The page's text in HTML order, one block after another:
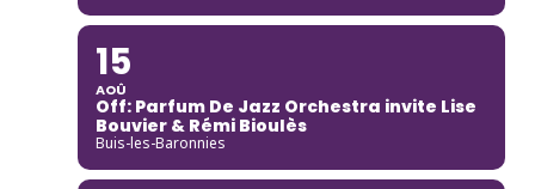
15
AOÛ
Off: Parfum De Jazz Orchestra invite Lise
Bouvier & Rémi Bioulès
Buis-les-Baronnies